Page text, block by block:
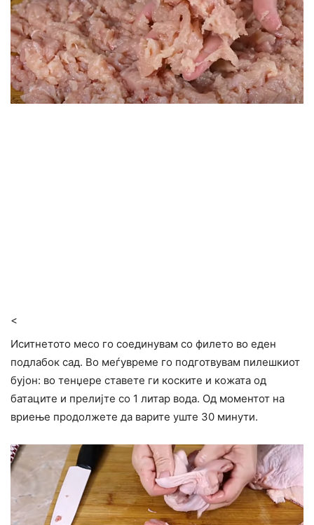
<
Иситнетото месо го соединувам со филето во еден
подлабок сад. Во меѓувреме го подготвувам пилешкиот
бујон: во тенџере ставете ги коските и кожата од
батаците и прелијте со 1 литар вода. Од моментот на
вриење продолжете да варите уште 30 минути.